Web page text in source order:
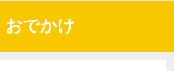
おでかけ